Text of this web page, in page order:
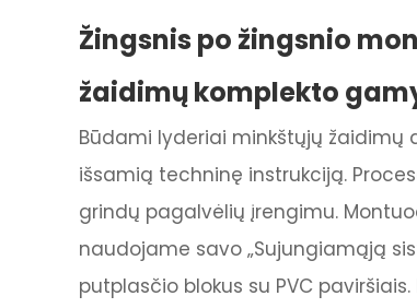
Žingsnis po žingsnio
žaidimų komplekto
Būdami lyderiai minkštųjų žaidimų
išsamią techninę instrukciją.
grindų pagalvėlių įrengimu.
naudojame savo „Sujungiamąją
putplasčio blokus su PVC